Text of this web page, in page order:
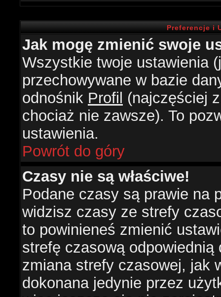
Preferencje i
Jak mogę zmienić swoje
Wszystkie twoje ustawienia
przechowywane w bazie
odnośnik Profil (najczęściej
chociaż nie zawsze). To
ustawienia.
Powrót do góry
Czasy nie są właściwe!
Podane czasy są prawie na
widzisz czasy ze strefy
to powinieneś zmienić
strefę czasową
zmiana strefy czasowej, jak
dokonana jedynie przez